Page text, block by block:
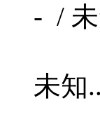
- /
未知